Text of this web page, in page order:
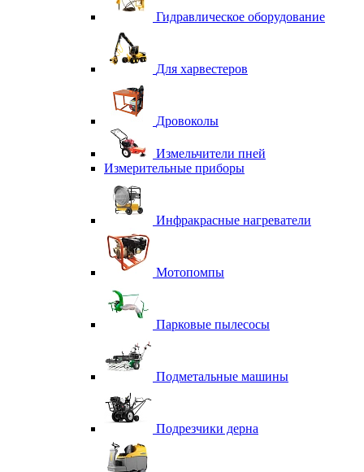
Гидравлическое оборудование
Для харвестеров
Дровоколы
Измельчители пней
Измерительные приборы
Инфракрасные нагреватели
Мотопомпы
Парковые пылесосы
Подметальные машины
Подрезчики дерна